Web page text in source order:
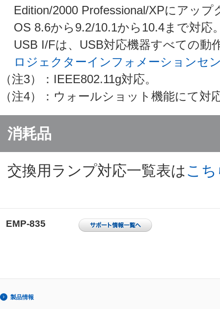
Edition/2000 Professional/XPにアッ
OS 8.6から9.2/10.1から10.4まで対
USB I/Fは、USB対応機器すべての
ロジェクターインフォメーションセ
（注3）：IEEE802.11g対応。
（注4）：ウォールショット機能にて対
消耗品
交換用ランプ対応一覧表は こ
EMP-835
製品情報